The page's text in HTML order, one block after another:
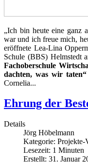
„Ich bin heute eine ganz
war und ich freue mich,
eröffnete Lea-Lina
Schule (BBS) Helmstedt
Fachoberschule
dachten, was wir taten“
Cornelia...
Ehrung der
Details
Jörg Höbelmann
Kategorie: Projekte-
Lesezeit: 1 Minuten
Erstellt: 31. Januar